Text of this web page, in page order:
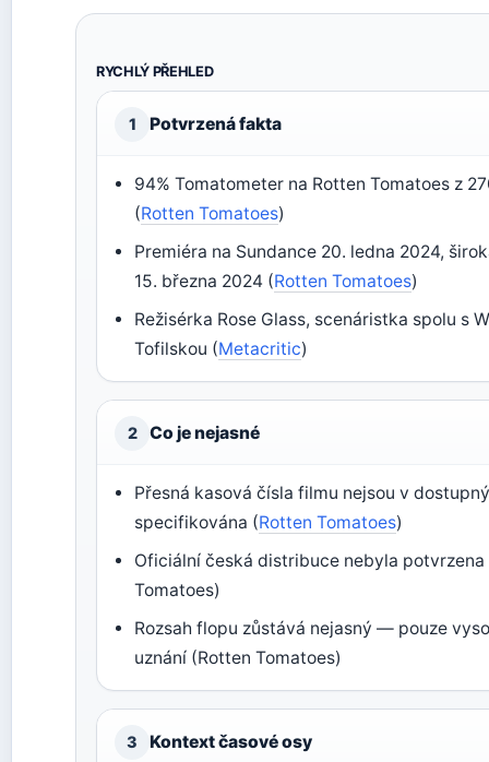
RYCHLÝ PŘEHLED
1 Potvrzená fakta
94% Tomatometer na Rotten Tomatoes z
(Rotten Tomatoes)
Premiéra na Sundance 20. ledna 2024,
15. března 2024 (Rotten Tomatoes)
Režisérka Rose Glass, scenáristka spolu s
Tofilskou (Metacritic)
2 Co je nejasné
Přesná kasová čísla filmu nejsou v
specifikována (Rotten Tomatoes)
Oficiální česká distribuce nebyla potvrzena
Tomatoes)
Rozsah flopu zůstává nejasný — pouze
uznání (Rotten Tomatoes)
3 Kontext časové osy